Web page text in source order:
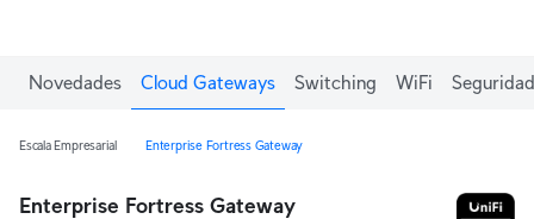
Novedades Cloud Gateways Switching WiFi
Escala Empresarial Enterprise Fortress Gateway
Enterprise Fortress Gateway